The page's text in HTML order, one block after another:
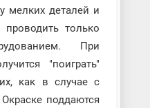
мелких деталей и
только
При
"поиграть"
как в случае с
поддаются